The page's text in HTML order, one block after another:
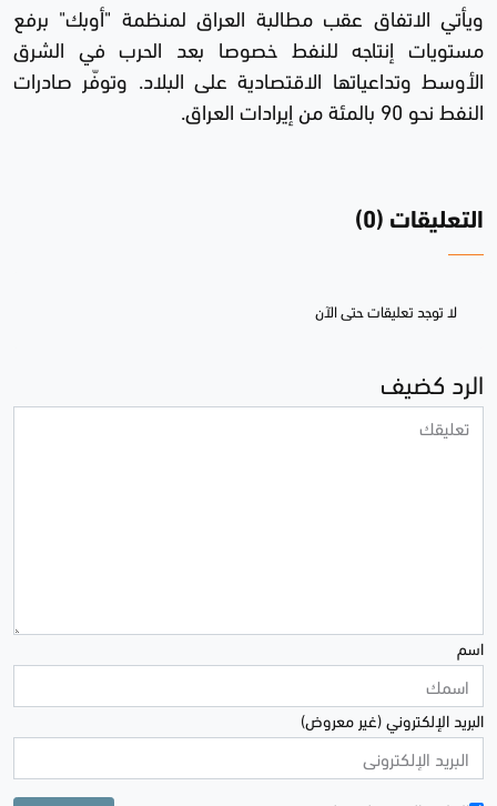
ويأتي الاتفاق عقب مطالبة العراق لمنظمة "أوبك" برفع
مستويات إنتاجه للنفط خصوصا بعد الحرب في الشرق
الأوسط وتداعياتها الاقتصادية على البلاد. وتوفّر صادرات
النفط نحو 90 بالمئة من إيرادات العراق.
التعليقات (0)
لا توجد تعليقات حتى الآن
الرد كضيف
اسم
البريد الإلكتروني (غير معروض)